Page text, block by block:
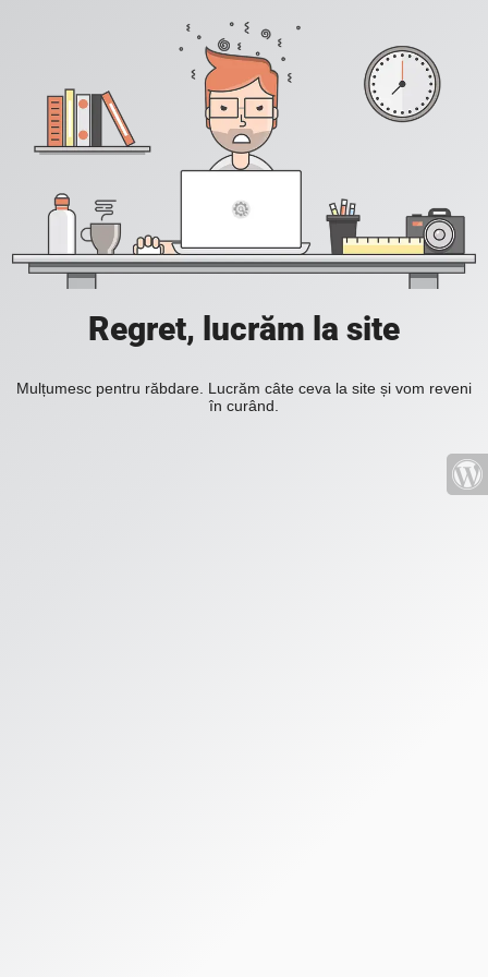
Regret, lucrăm la site
Mulțumesc pentru răbdare. Lucrăm câte ceva la site și vom reveni
în curând.